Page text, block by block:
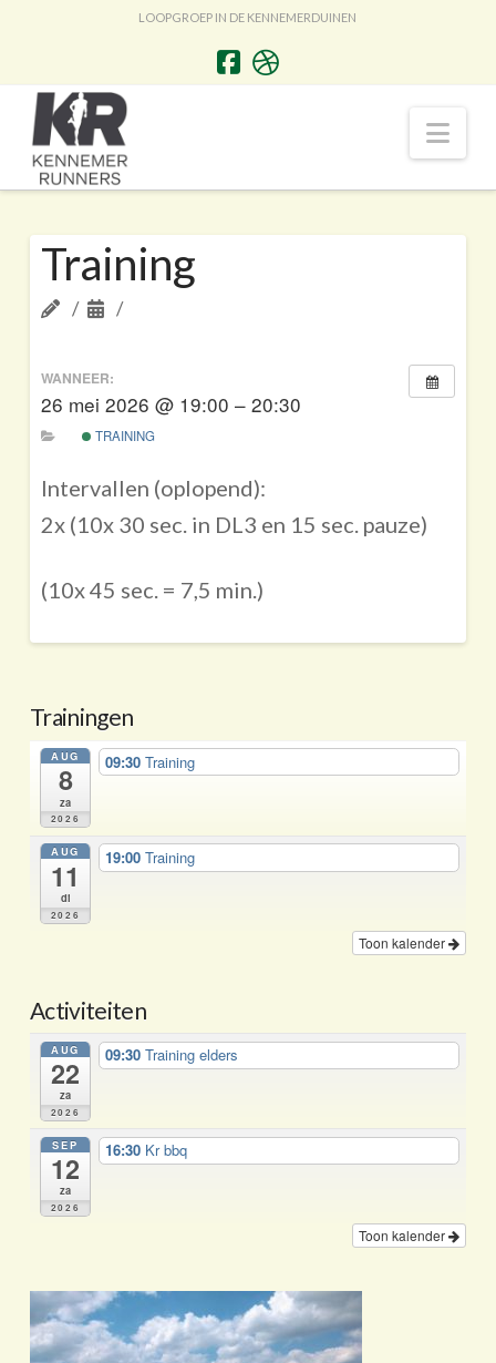
LOOPGROEP IN DE KENNEMERDUINEN
Training
WANNEER:
26 mei 2026 @ 19:00 – 20:30
TRAINING
Intervallen (oplopend):
2x (10x 30 sec. in DL3 en 15 sec. pauze)
(10x 45 sec. = 7,5 min.)
Trainingen
AUG
8
za
2026
09:30Training
AUG
11
di
2026
19:00Training
Toon kalender
Activiteiten
AUG
22
za
2026
09:30Training elders
SEP
12
za
2026
16:30 Kr bbq
Toon kalender